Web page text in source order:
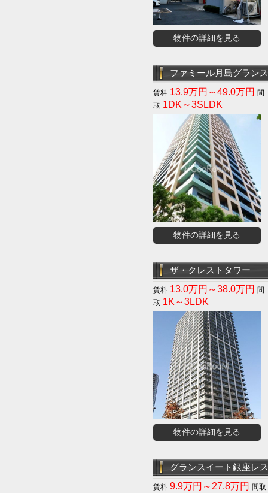
物件の詳細を見る
ファミール月島グラン
13.9万円～49.0万円
1DK～3SLDK
物件の詳細を見る
ザ・クレストタワー
13.0万円～38.0万円
1K～3LDK
物件の詳細を見る
グランスイート銀座レ
9.9万円～27.8万円